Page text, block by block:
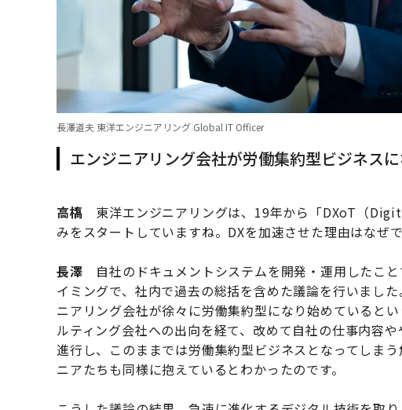
長澤道夫 東洋エンジニアリング Global IT Officer
エンジニアリング会社が労働集約型ビジネス
高𫞎 東洋エンジニアリングは、19年から「DXoT（
みをスタートしていますね。DXを加速させた理由はなぜで
長澤 自社のドキュメントシステムを開発・運用したこ
イミングで、社内で過去の総括を含めた議論を行いまし
ニアリング会社が徐々に労働集約型になり始めていると
ルティング会社への出向を経て、改めて自社の仕事内容
進行し、このままでは労働集約型ビジネスとなってしま
ニアたちも同様に抱えているとわかったのです。